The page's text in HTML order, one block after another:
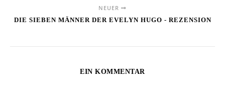
NEUER
DIE SIEBEN MÄNNER DER EVELYN HUGO - REZENSION
EIN KOMMENTAR